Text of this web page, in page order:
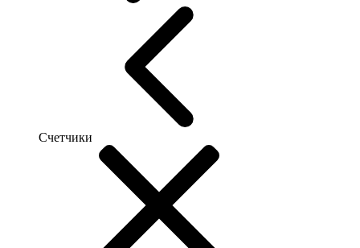
Счетчики